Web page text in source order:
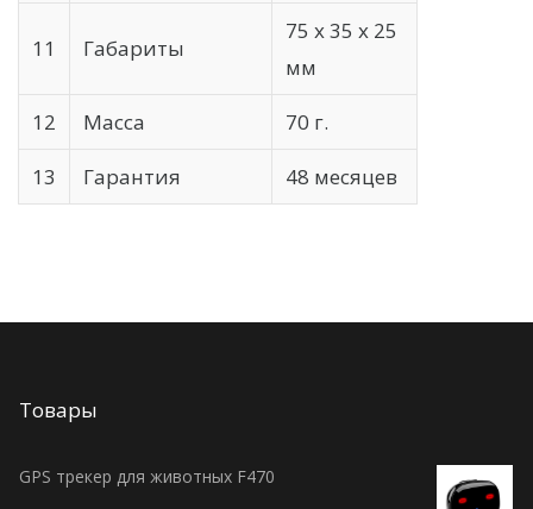
11 Габариты
75 х 35 х 25
мм
12
Масса
70 г.
13
Гарантия 48 месяцев
Товары
GPS трекер для животных F470